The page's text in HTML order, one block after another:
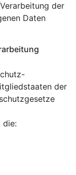
der
Daten
der
die: